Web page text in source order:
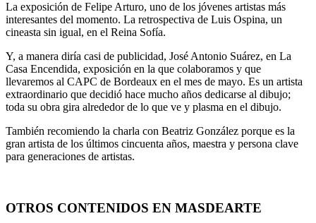
La exposición de Felipe Arturo, uno de los jóvenes artistas más
interesantes del momento. La retrospectiva de Luis Ospina, un
cineasta sin igual, en el Reina Sofía.
Y, a manera diría casi de publicidad, José Antonio Suárez, en La
Casa Encendida, exposición en la que colaboramos y que
llevaremos al CAPC de Bordeaux en el mes de mayo. Es un artista
extraordinario que decidió hace mucho años dedicarse al dibujo;
toda su obra gira alrededor de lo que ve y plasma en el dibujo.
También recomiendo la charla con Beatriz González porque es la
gran artista de los últimos cincuenta años, maestra y persona clave
para generaciones de artistas.
OTROS CONTENIDOS EN MASDEARTE